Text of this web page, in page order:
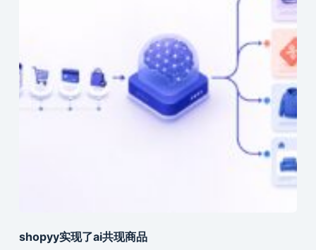
shopyy实现了ai共现商品